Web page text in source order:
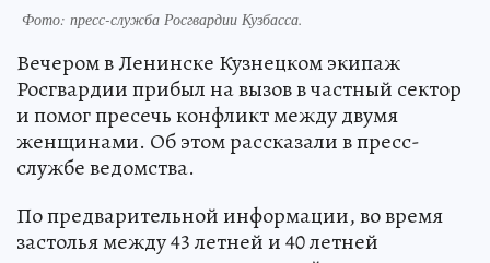
Фото: пресс-служба Росгвардии Кузбасса.
Вечером в Ленинске Кузнецком экипаж
Росгвардии прибыл на вызов в частный сектор
и помог пресечь конфликт между двумя
женщинами. Об этом рассказали в пресс-
службе ведомства.
По предварительной информации, во время
застолья между 43 летней и 40 летней